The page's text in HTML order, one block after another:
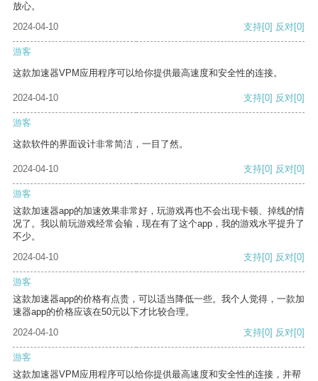
放心。
2024-04-10
支持[0] 反对[0]
游客
这款加速器VPM应用程序可以给你提供最高速度和安全性的连接。
2024-04-10 支持[0] 反对[0]
游客
这款软件的界面设计非常简洁，一目了然。
2024-04-10 支持[0] 反对[0]
游客
这款加速器app的加速效果非常好，玩游戏再也不会出现卡顿、掉线的情
况了。我以前玩游戏经常会输，现在有了这个app，我的游戏水平提升了
不少。
2024-04-10
支持[0] 反对[0]
游客
这款加速器app的价格有点贵，可以适当降低一些。我个人觉得，一款加
速器app的价格应该在50元以下才比较合理。
2024-04-10
支持[0] 反对[0]
游客
这款加速器VPM应用程序可以给你提供最高速度和安全性的连接，并帮